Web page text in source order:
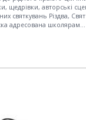
щедрівки, авторські
святкувань Різдва,
адресована школярам